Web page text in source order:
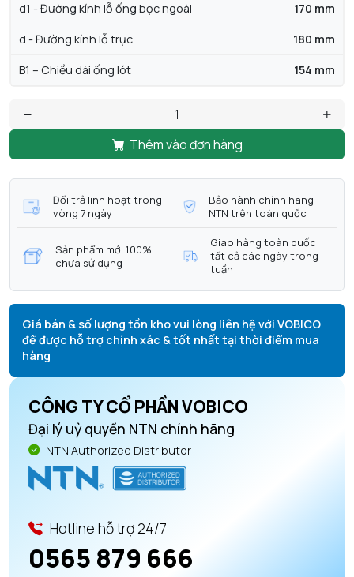
d1 - Đường kính lỗ ống bọc ngoài 170 mm
d - Đường kính lỗ trục 180 mm
B1 – Chiều dài ống lót 154 mm
Thêm vào đơn hàng
Đổi trả linh hoạt trong
vòng 7 ngày
Bảo hành chính hãng
NTN trên toàn quốc
Sản phẩm mới 100%
chưa sử dụng
Giao hàng toàn quốc
tất cả các ngày trong
tuần
Giá bán & số lượng tồn kho vui lòng liên hệ với VOBICO
để được hỗ trợ chính xác & tốt nhất tại thời điểm mua
hàng
CÔNG TY CỔ PHẦN VOBICO
Đại lý uỷ quyền NTN chính hãng
NTN Authorized Distributor
Hotline hỗ trợ 24/7
0565 879 666